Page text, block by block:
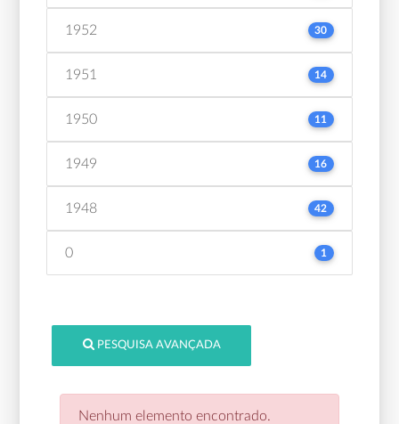
1952 30
1951 14
1950 11
1949 16
1948 42
0 1
PESQUISA AVANÇADA
Nenhum elemento encontrado.